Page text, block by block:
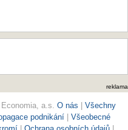
reklama
a.s. O nás
Všechny
podnikání| Všeobecné